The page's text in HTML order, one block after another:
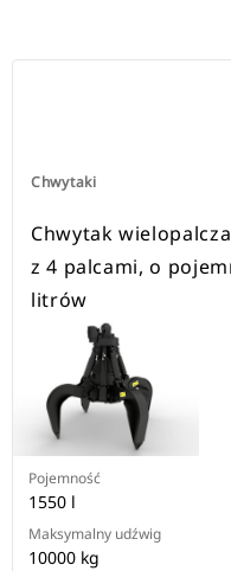
Chwytaki
Chwytak
z 4 palcami, o
litrów
Pojemność
1550 l
Maksymalny udźwig
10000 kg